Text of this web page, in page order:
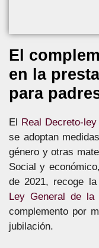
El
en la
para
El Real Decreto-
se adoptan
género y otras
Social y
de 2021, recoge
Ley General de la
complemento por
jubilación.